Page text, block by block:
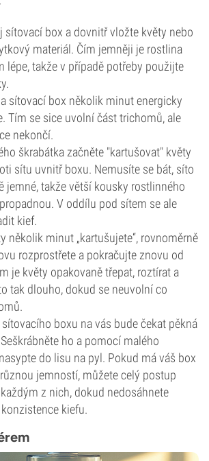
sítovací box a dovnitř vložte květy nebo
materiál. Čím jemněji je rostlina
lépe, takže v případě potřeby použijte
sítovací box několik minut energicky
Tím se sice uvolní část trichomů, ale
nekončí.
škrabátka začněte "kartušovat" květy
sítu uvnitř boxu. Nemusíte se bát, síto
jemné, takže větší kousky rostlinného
V oddílu pod sítem se ale
kief.
několik minut „kartušujete“, rovnoměrně
rozprostřete a pokračujte znovu od
je květy opakovaně třepat, roztírat a
tak dlouho, dokud se neuvolní co
boxu na vás bude čekat pěkná
ho a pomocí malého
do lisu na pyl. Pokud má váš box
jemností, můžete celý postup
z nich, dokud nedosáhnete
kiefu.